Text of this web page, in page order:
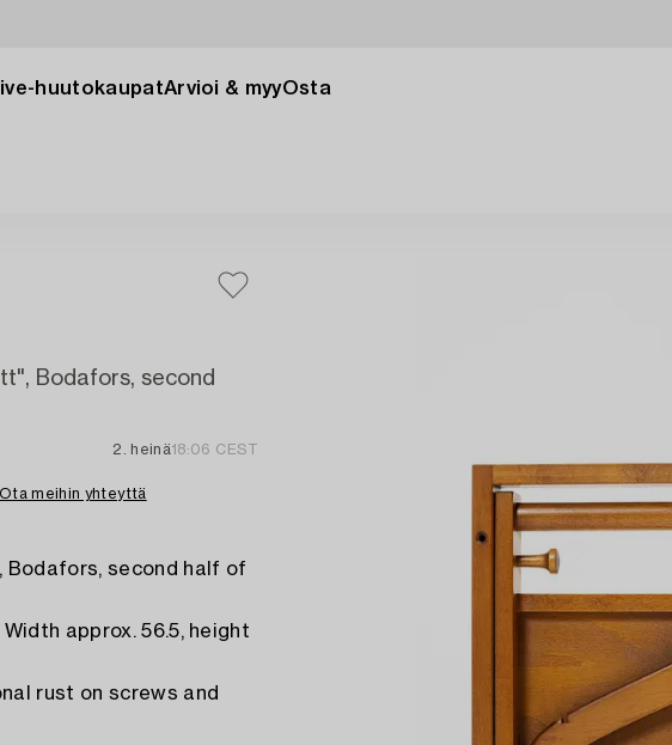
huutokaupatArvioi & myyOsta
Bodafors, second
2. heinä18:06 CEST
Ota meihin yhteyttä
Bodafors, second half of
approx. 56.5, height
rust on screws and